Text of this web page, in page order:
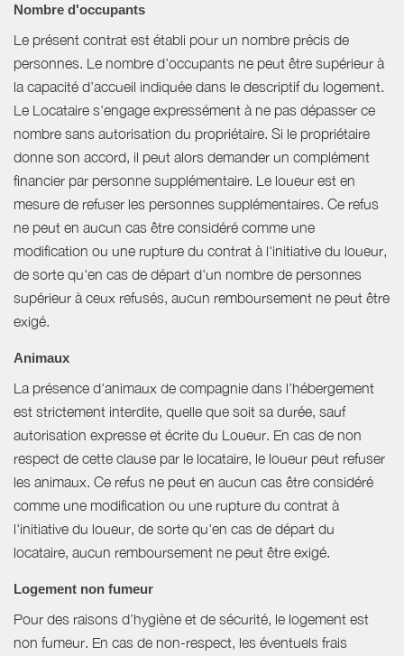
Nombre d'occupants
Le présent contrat est établi pour un nombre précis de
personnes. Le nombre d’occupants ne peut être supérieur à
la capacité d’accueil indiquée dans le descriptif du logement.
Le Locataire s'engage expressément à ne pas dépasser ce
nombre sans autorisation du propriétaire. Si le propriétaire
donne son accord, il peut alors demander un complément
financier par personne supplémentaire. Le loueur est en
mesure de refuser les personnes supplémentaires. Ce refus
ne peut en aucun cas être considéré comme une
modification ou une rupture du contrat à l'initiative du loueur,
de sorte qu'en cas de départ d'un nombre de personnes
supérieur à ceux refusés, aucun remboursement ne peut être
exigé.
Animaux
La présence d'animaux de compagnie dans l’hébergement
est strictement interdite, quelle que soit sa durée, sauf
autorisation expresse et écrite du Loueur. En cas de non
respect de cette clause par le locataire, le loueur peut refuser
les animaux. Ce refus ne peut en aucun cas être considéré
comme une modification ou une rupture du contrat à
l'initiative du loueur, de sorte qu'en cas de départ du
locataire, aucun remboursement ne peut être exigé.
Logement non fumeur
Pour des raisons d’hygiène et de sécurité, le logement est
non fumeur. En cas de non-respect, les éventuels frais